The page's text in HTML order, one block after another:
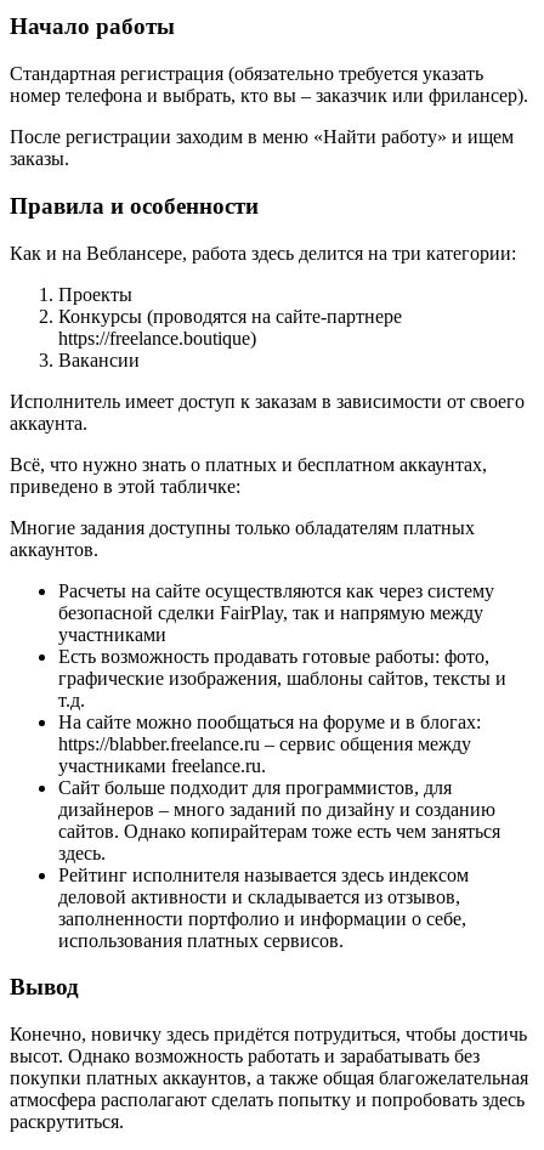
Начало работы
Стандартная регистрация (обязательно требуется указать
номер телефона и выбрать, кто вы – заказчик или фрилансер).
После регистрации заходим в меню «Найти работу» и ищем
заказы.
Правила и особенности
Как и на Веблансере, работа здесь делится на три категории:
Проекты
Конкурсы (проводятся на сайте-партнере
https://freelance.boutique)
Вакансии
Исполнитель имеет доступ к заказам в зависимости от своего
аккаунта.
Всё, что нужно знать о платных и бесплатном аккаунтах,
приведено в этой табличке:
Многие задания доступны только обладателям платных
аккаунтов.
Расчеты на сайте осуществляются как через систему
безопасной сделки FairPlay, так и напрямую между
участниками
Есть возможность продавать готовые работы: фото,
графические изображения, шаблоны сайтов, тексты и
т.д.
На сайте можно пообщаться на форуме и в блогах:
https://blabber.freelance.ru – сервис общения между
участниками freelance.ru.
Сайт больше подходит для программистов, для
дизайнеров – много заданий по дизайну и созданию
сайтов. Однако копирайтерам тоже есть чем заняться
здесь.
Рейтинг исполнителя называется здесь индексом
деловой активности и складывается из отзывов,
заполненности портфолио и информации о себе,
использования платных сервисов.
Вывод
Конечно, новичку здесь придётся потрудиться, чтобы достичь
высот. Однако возможность работать и зарабатывать без
покупки платных аккаунтов, а также общая благожелательная
атмосфера располагают сделать попытку и попробовать здесь
раскрутиться.